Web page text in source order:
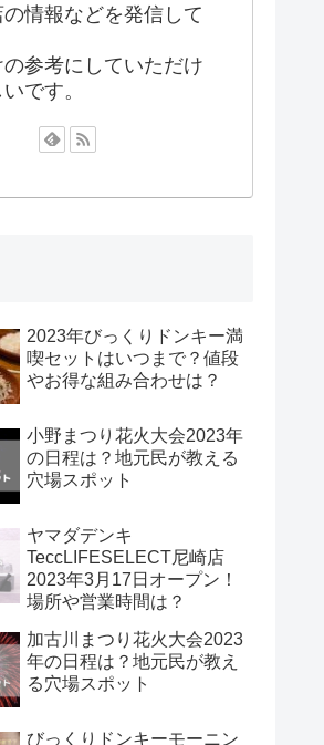
の情報などを発信して
参考にしていただけ
です。
2023年びっくりドンキー満
喫セットはいつまで？値段
やお得な組み合わせは？
小野まつり花火大会2023年
の日程は？地元民が教える
穴場スポット
ヤマダデンキ
TeccLIFESELECT尼崎店
2023年3月17日オープン！
場所や営業時間は？
加古川まつり花火大会2023
年の日程は？地元民が教え
る穴場スポット
びっくりドンキーモーニン